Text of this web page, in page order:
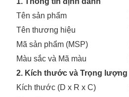
Tên sản phẩm
Tên thương hiệu
Mã sản phẩm (MSP)
Màu sắc và Mã màu
2. Kích thước và Trọng lượng
Kích thước (D x R x C)